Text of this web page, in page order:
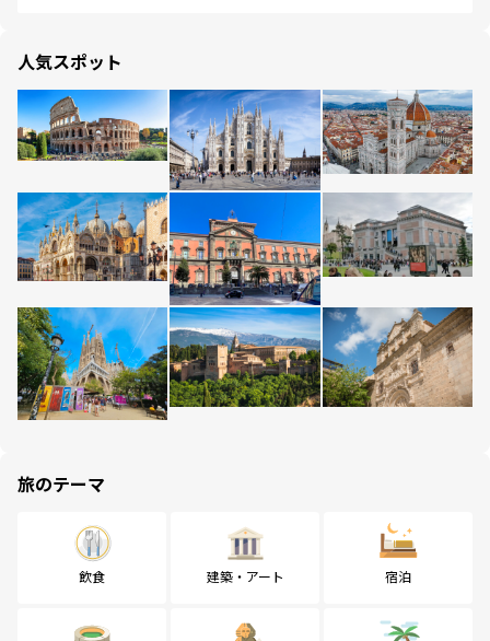
人気スポット
旅のテーマ
飲食 建築・アート 宿泊